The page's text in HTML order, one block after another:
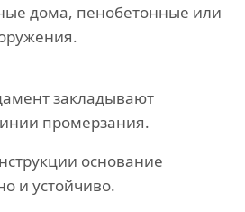
дома, пенобетонные или
закладывают
промерзания.
основание
и устойчиво.